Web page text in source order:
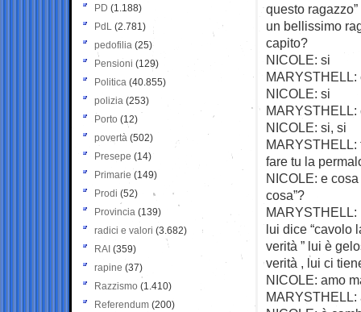
questo
un bellissimo
capito?
NICOLE: si
MARYSTHELL:
NICOLE: si
MARYSTHELL:
NICOLE: si, si
MARYSTHELL:
fare tu la
NICOLE: e
cosa”?
lui dice “cavolo
verità ” lui è
verità , lui ci
NICOLE: amo
MARYSTHELL:
PD (1.188)
PdL (2.781)
pedofilia (25)
Pensioni (129)
Politica (40.855)
polizia (253)
Porto (12)
povertà (502)
Presepe (14)
Primarie (149)
Prodi (52)
Provincia (139)
radici e valori (3.682)
RAI (359)
rapine (37)
Razzismo (1.410)
Referendum (200)